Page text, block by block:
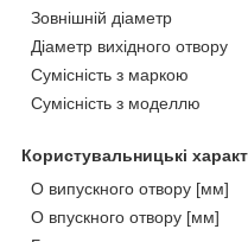
Зовнішній діаметр
Діаметр вихідного отвору
Сумісність з маркою
Сумісність з моделлю
Користувальницькі
O випускного отвору [мм]
O впускного отвору [мм]